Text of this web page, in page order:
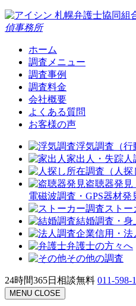
札幌弁護士協同組
偵事務所
ホーム
調査メニュー
調査事例
調査料金
会社概要
よくある質問
お客様の声
浮気調査（行
家出人・失踪人
所在調査（人探
盗聴器発見
電磁波調査・GPS器材発
ストー
結婚調査・身
企業信用・法
弁護士の方々へ
その他の調査
24時間365日相談無料 011-598-
MENU CLOSE